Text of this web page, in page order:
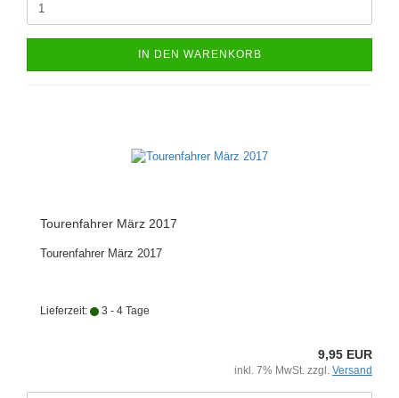
IN DEN WARENKORB
Tourenfahrer März 2017
Tourenfahrer März 2017
Lieferzeit: 3 - 4 Tage
9,95 EUR
inkl. 7% MwSt. zzgl. Versand